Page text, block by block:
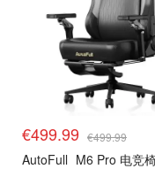
€499.99 €499.99
AutoFull M6 Pro 电竞